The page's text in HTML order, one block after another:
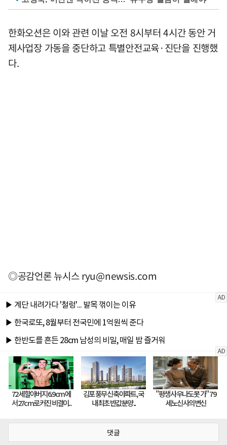
한화오션은 이와 관련 이날 오전 8시부터 4시간 동안 거
제사업장 가동을 중단하고 특별안전교육·진단을 진행했
다.
◎공감언론 뉴시스ryu@newsis.com
댓글